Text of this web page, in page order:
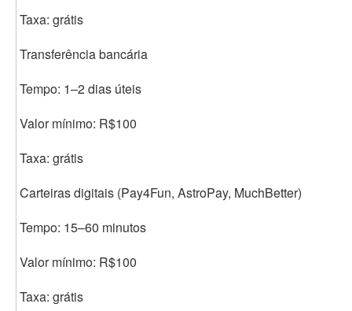
Taxa: grátis
Transferência bancária
Tempo: 1–2 dias úteis
Valor mínimo: R$100
Taxa: grátis
Carteiras digitais (Pay4Fun, AstroPay, MuchBetter)
Tempo: 15–60 minutos
Valor mínimo: R$100
Taxa: grátis